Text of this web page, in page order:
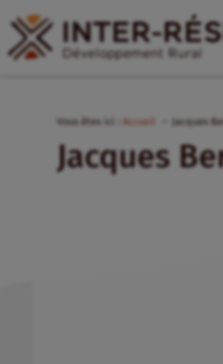
Vous êtes ici : Accueil Jacques
Jacques